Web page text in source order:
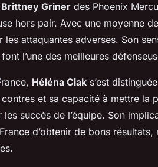
Brittney Griner des Phoenix
hors pair. Avec une moyenne
les attaquantes adverses. Son
l’une des meilleures
Héléna Ciak s’est
et sa capacité à mettre la
succès de l’équipe. Son
d’obtenir de bons